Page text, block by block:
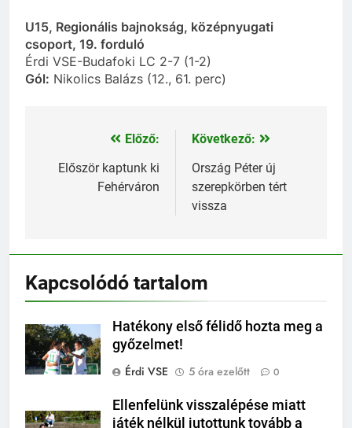
U15, Regionális bajnokság, középnyugati
csoport, 19. forduló
Érdi VSE-Budafoki LC 2-7 (1-2)
Gól: Nikolics Balázs (12., 61. perc)
Bejegyzés
navigáció
Előző:
Először kaptunk ki
Fehérváron
Következő:
Ország Péter új
szerepkörben tért
vissza
Kapcsolódó tartalom
Hatékony első félidő hozta meg a
győzelmet!
Érdi VSE
5 óra ezelőtt 0
Ellenfelünk visszalépése miatt
játék nélkül jutottunk tovább a